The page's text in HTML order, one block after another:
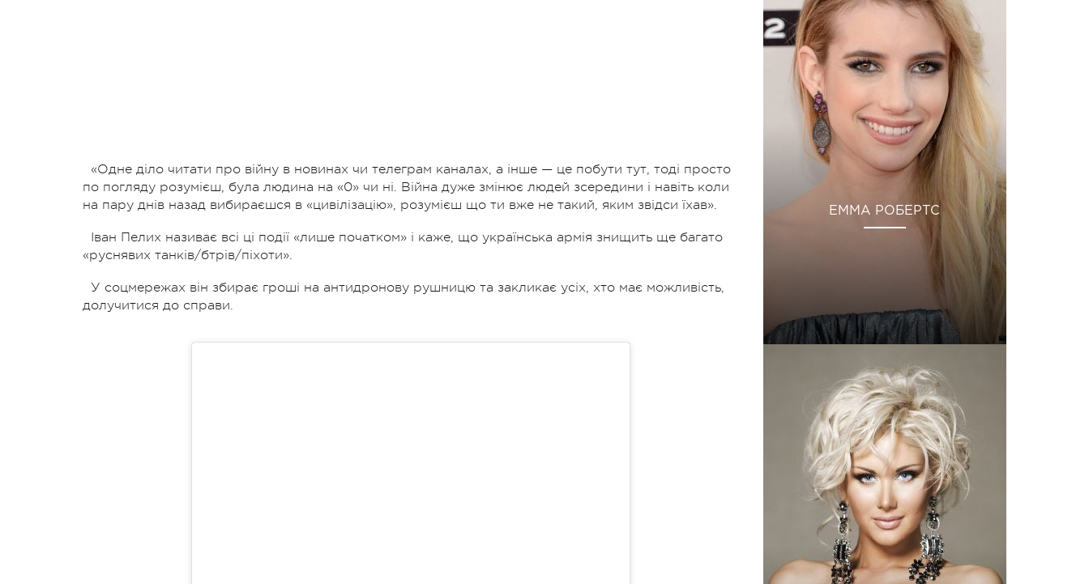
«Одне діло читати про війну в новинах чи телеграм каналах, а інше — це побути тут, тоді просто
по погляду розумієш, була людина на «0» чи ні. Війна дуже змінює людей зсередини і навіть коли
на пару днів назад вибираєшся в «цивілізацію», розумієш що ти вже не такий, яким звідси їхав».
Іван Пелих називає всі ці події «лише початком» і каже, що українська армія знищить ще багато
«руснявих танків/бтрів/піхоти».
У соцмережах він збирає гроші на антидронову рушницю та закликає усіх, хто має можливість,
долучитися до справи.
ЕММА РОБЕРТС